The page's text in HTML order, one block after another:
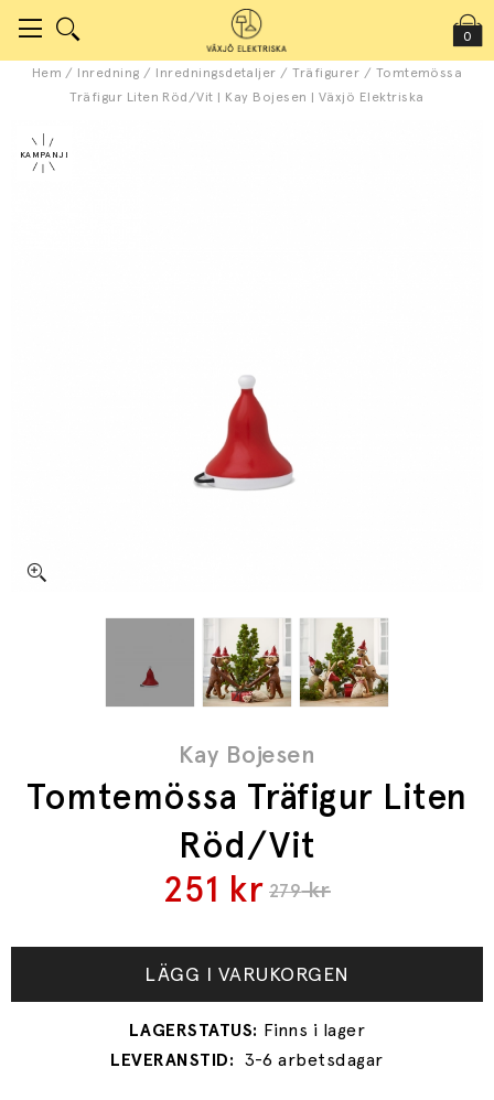
0
Hem / Inredning / Inredningsdetaljer /Träfigurer / Tomtemössa
Träfigur Liten Röd/Vit | Kay Bojesen | Växjö Elektriska
Kay Bojesen
Tomtemössa Träfigur Liten
Röd/Vit
279kr
251 kr
LÄGG I VARUKORGEN
3-6 arbetsdagar